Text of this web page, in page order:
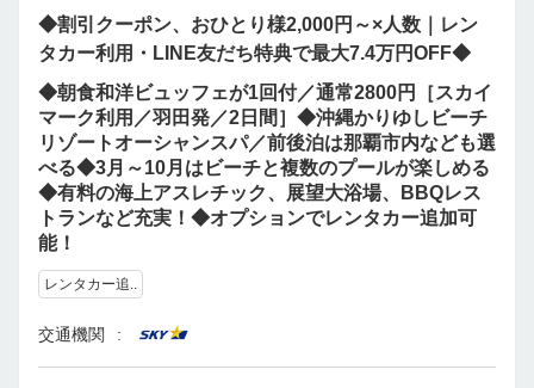
◆割引クーポン、おひとり様2,000円～×人数｜レン
タカー利用・LINE友だち特典で最大7.4万円OFF◆
◆朝食和洋ビュッフェが1回付／通常2800円［スカイ
マーク利用／羽田発／2日間］◆沖縄かりゆしビーチ
リゾートオーシャンスパ／前後泊は那覇市内なども選
べる◆3月～10月はビーチと複数のプールが楽しめる
◆有料の海上アスレチック、展望大浴場、BBQレス
トランなど充実！◆オプションでレンタカー追加可
能！
レンタカー追..
交通機関